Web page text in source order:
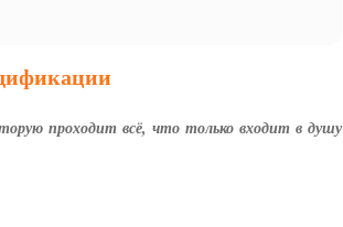
прохо­дит всё, что только входит в душу